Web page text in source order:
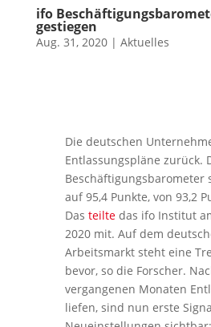
ifo
gestiegen
Aug. 31, 2020| Aktuelles
Die deutschen
Entlassungspläne zurück.
Beschäftigungsbarometer
auf 95,4 Punkte, von 93,2
Das teiltedas ifo Institut
2020 mit. Auf dem
Arbeitsmarkt steht eine
bevor, so die Forscher.
vergangenen Monaten
liefen, sind nun erste